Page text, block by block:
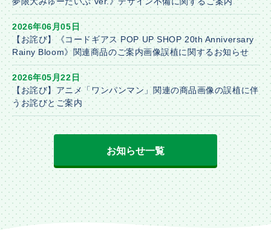
2026年06月05日
【お詫び】《コードギアス POP UP SHOP 20th Anniversary
Rainy Bloom》関連商品のご案内画像誤植に関するお知らせ
2026年05月22日
【お詫び】アニメ「ワンパンマン」関連の商品画像の誤植に伴
うお詫びとご案内
お知らせ一覧